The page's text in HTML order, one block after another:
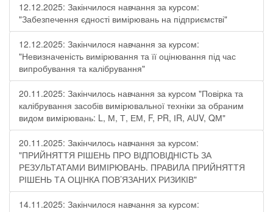
12.12.2025: Закінчилося навчання за курсом:
"Забезпечення єдності вимірювань на підприємстві"
12.12.2025: Закінчилося навчання за курсом:
"Невизначеність вимірювання та її оцінювання під час
випробування та калібрування"
20.11.2025: Закінчилось навчання за курсом "Повірка та
калібрування засобів вимірювальної техніки за обраним
видом вимірювань: L, М, Т, ЕМ, F, РR, ІR, АUV, QМ"
20.11.2025: Закінчилось навчання за курсом:
"ПРИЙНЯТТЯ РІШЕНЬ ПРО ВІДПОВІДНІСТЬ ЗА
РЕЗУЛЬТАТАМИ ВИМІРЮВАНЬ. ПРАВИЛА ПРИЙНЯТТЯ
РІШЕНЬ ТА ОЦІНКА ПОВ’ЯЗАНИХ РИЗИКІВ"
14.11.2025: Закінчилося навчання за курсом: